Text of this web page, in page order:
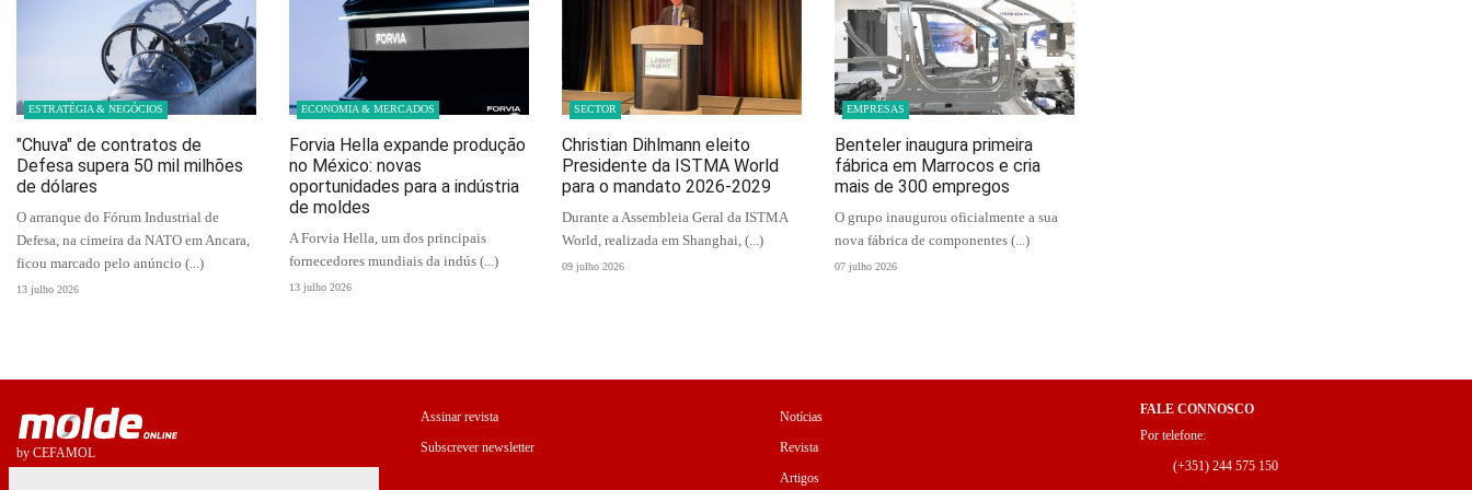
ESTRATÉGIA & NEGÓCIOS
"Chuva" de contratos de
Defesa supera 50 mil milhões
de dólares
O arranque do Fórum Industrial de
Defesa, na cimeira da NATO em Ancara,
ficou marcado pelo anúncio (...)
13 julho 2026
ECONOMIA & MERCADOS
Forvia Hella expande produção
no México: novas
oportunidades para a indústria
de moldes
A Forvia Hella, um dos principais
fornecedores mundiais da indús (...)
13 julho 2026
SECTOR
Christian Dihlmann eleito
Presidente da ISTMA World
para o mandato 2026-2029
Durante a Assembleia Geral da ISTMA
World, realizada em Shanghai, (...)
09 julho 2026
EMPRESAS
Benteler inaugura primeira
fábrica em Marrocos e cria
mais de 300 empregos
O grupo inaugurou oficialmente a sua
nova fábrica de componentes (...)
07 julho 2026
by CEFAMOL
Assinar revista
Subscrever newsletter
Notícias
Revista
Artigos
FALE CONNOSCO
Por telefone:
(+351) 244 575 150